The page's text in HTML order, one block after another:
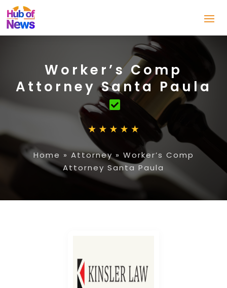
Worker’s Comp
Attorney Santa Paula
Home » Attorney » Worker’s Comp
Attorney Santa Paula